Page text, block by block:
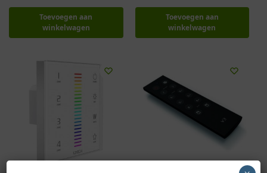
Toevoegen aan
winkelwagen
Toevoegen aan
winkelwagen